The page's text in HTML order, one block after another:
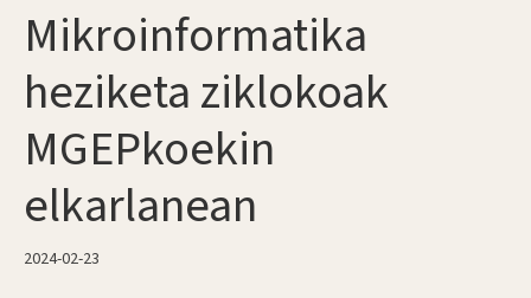
Mikroinformatika
heziketa ziklokoak
MGEPkoekin
elkarlanean
2024-02-23